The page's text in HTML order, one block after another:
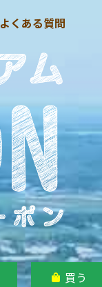
よくある質問
買う